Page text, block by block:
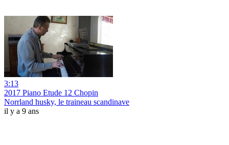
3:13
2017 Piano Etude 12 Chopin
Norrland husky, le traineau scandinave
il y a 9 ans